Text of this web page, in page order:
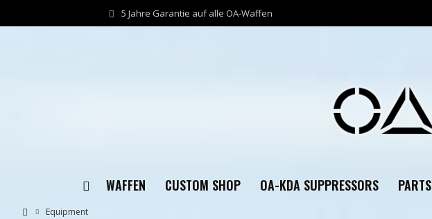
5 Jahre Garantie auf alle OA-Waffen
WAFFEN CUSTOM SHOP OA-KDA SUPPRESSORS PARTS
Equipment